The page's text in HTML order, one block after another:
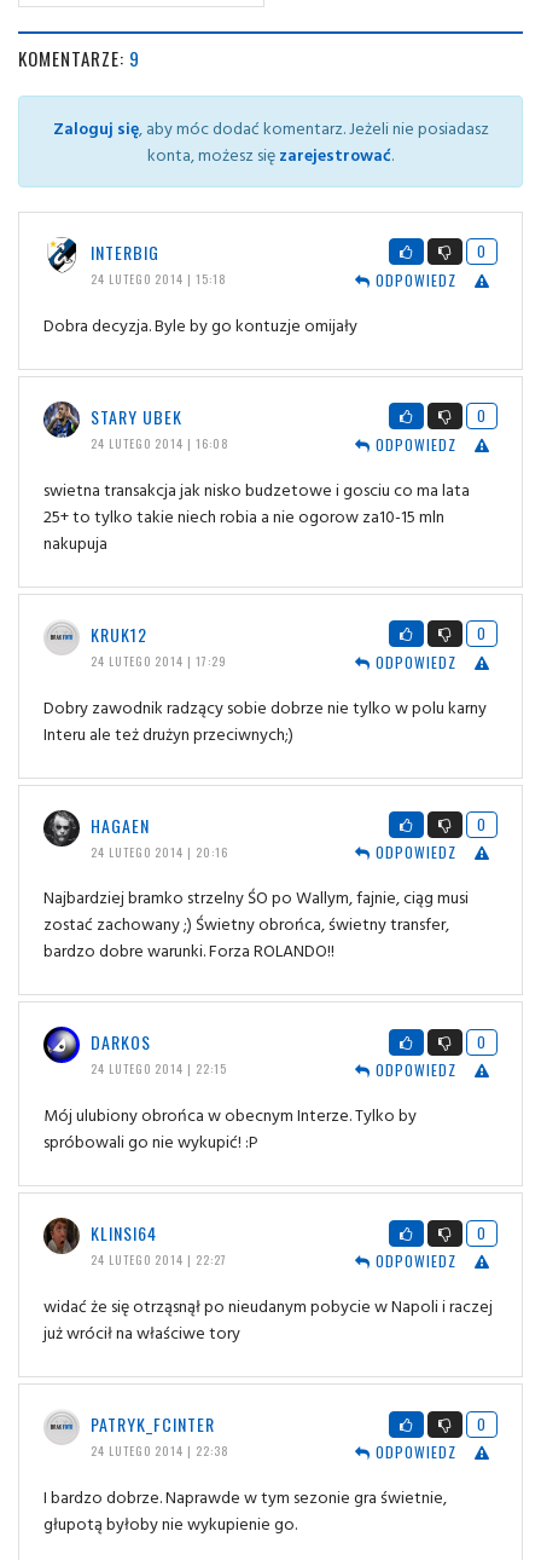
KOMENTARZE: 9
Zaloguj się, aby móc dodać komentarz. Jeżeli nie posiadasz
konta, możesz sięzarejestrować.
INTERBIG
24 LUTEGO 2014 | 15:18
0
ODPOWIEDZ
Dobra decyzja. Byle by go kontuzje omijały
STARY UBEK
24 LUTEGO 2014 | 16:08
0
ODPOWIEDZ
swietna transakcja jak nisko budzetowe i gosciu co ma lata
25+ to tylko takie niech robia a nie ogorow za10-15 mln
nakupuja
KRUK12
24 LUTEGO 2014 | 17:29
0
ODPOWIEDZ
Dobry zawodnik radzący sobie dobrze nie tylko w polu karny
Interu ale też drużyn przeciwnych;)
HAGAEN
24 LUTEGO 2014 | 20:16
0
ODPOWIEDZ
Najbardziej bramko strzelny ŚO po Wallym, fajnie, ciąg musi
zostać zachowany ;) Świetny obrońca, świetny transfer,
bardzo dobre warunki. Forza ROLANDO!!
DARKOS
24 LUTEGO 2014 | 22:15
0
ODPOWIEDZ
Mój ulubiony obrońca w obecnym Interze. Tylko by
spróbowali go nie wykupić! :P
KLINSI64
24 LUTEGO 2014 | 22:27
0
ODPOWIEDZ
widać że się otrząsnął po nieudanym pobycie w Napoli i raczej
już wrócił na właściwe tory
PATRYK_FCINTER
24 LUTEGO 2014 | 22:38
0
ODPOWIEDZ
I bardzo dobrze. Naprawde w tym sezonie gra świetnie,
głupotą byłoby nie wykupienie go.